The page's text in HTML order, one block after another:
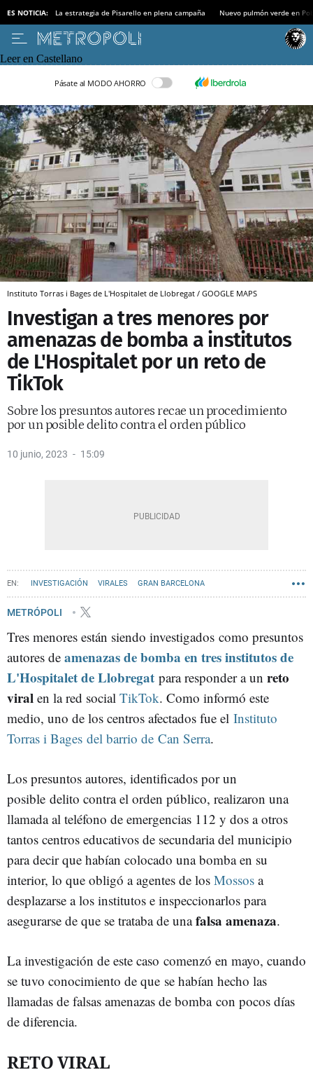
ES NOTICIA: La estrategia de Pisarello en plena campaña Nuevo pulmón verde en
Leer en Castellano
Pásate al MODO AHORRO
Instituto Torras i Bages de L'Hospitalet de Llobregat / GOOGLE MAPS
Investigan a tres menores por
amenazas de bomba a institutos
de L'Hospitalet por un reto de
TikTok
Sobre los presuntos autores recae un procedimiento
por un posible delito contra el orden público
10 junio, 2023 15:09
INVESTIGACIÓN VIRALES GRAN BARCELONA
L'HOSPITALET DE LLOBREGAT
METRÓPOLI
Tres menores están siendo investigados como presuntos
autores de amenazas de bomba en tres institutos de
L'Hospitalet de Llobregat para responder a un reto
viral en la red social TikTok. Como informó este
medio, uno de los centros afectados fue el Instituto
Torras i Bages del barrio de Can Serra.
Los presuntos autores, identificados por un
posible delito contra el orden público, realizaron una
llamada al teléfono de emergencias 112 y dos a otros
tantos centros educativos de secundaria del municipio
para decir que habían colocado una bomba en su
interior, lo que obligó a agentes de los Mossos a
desplazarse a los institutos e inspeccionarlos para
asegurarse de que se trataba de unafalsa amenaza.
La investigación de este caso comenzó en mayo, cuando
se tuvo conocimiento de que se habían hecho las
llamadas de falsas amenazas de bomba con pocos días
de diferencia.
RETO VIRAL